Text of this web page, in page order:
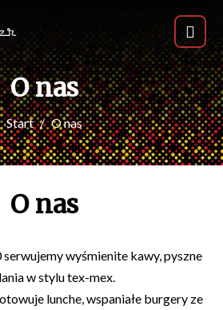
O nas
Start O nas
O nas
wyśmienite kawy, pyszne
w stylu tex-mex.
lunche, wspaniałe burgery ze